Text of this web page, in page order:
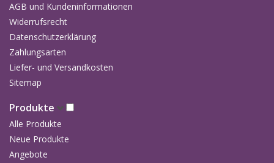
AGB und Kundeninformationen
Widerrufsrecht
Datenschutzerklärung
Zahlungsarten
Liefer- und Versandkosten
Sitemap
Produkte
Alle Produkte
Neue Produkte
Angebote